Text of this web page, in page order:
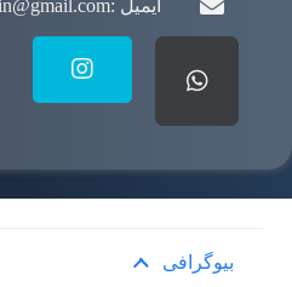
ایمیل :
بیوگرافی